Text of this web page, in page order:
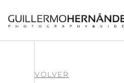
VOLVER